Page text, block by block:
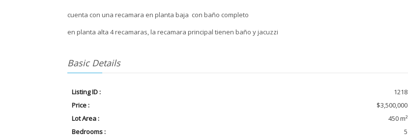
cuenta con una recamara en planta baja con baño completo
en planta alta 4 recamaras, la recamara principal tienen baño y jacuzzi
Basic Details
Listing ID :
1218
Price :
$3,500,000
Lot Area :
450 m²
Bedrooms :
5